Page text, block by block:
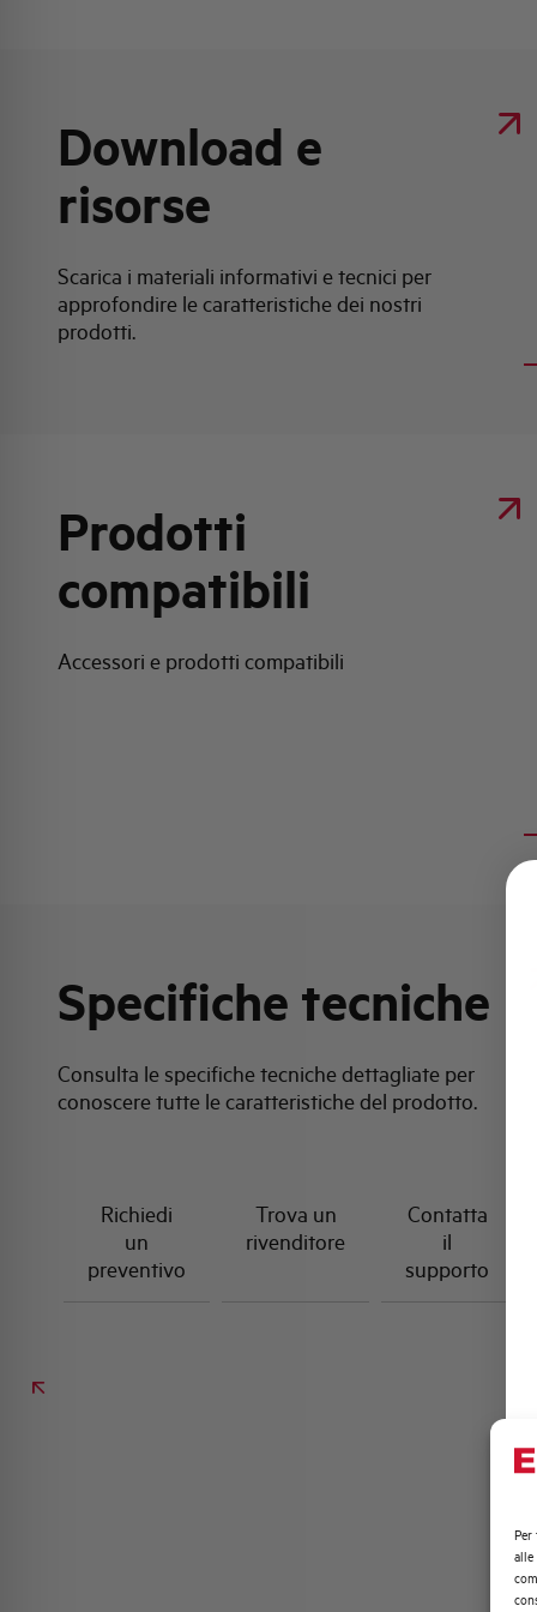
Per
alle
Download e
risorse
Scarica i materiali informativi e tecnici per
approfondire le caratteristiche dei nostri
prodotti.
Clicca qui per scaricare: Scheda tecnica
prodotto
Scheda tecnica prodotto
Prodotti
compatibili
Accessori e prodotti compatibili
Specifiche tecniche
Consulta le specifiche tecniche dettagliate per
conoscere tutte le caratteristiche del prodotto.
Richiedi
un
preventivo
Trova un
rivenditore
Contatta
il
supporto